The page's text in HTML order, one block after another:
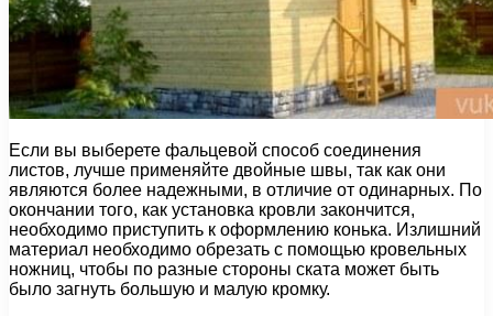
Если вы выберете фальцевой способ соединения
листов, лучше применяйте двойные швы, так как они
являются более надежными, в отличие от одинарных. По
окончании того, как установка кровли закончится,
необходимо приступить к оформлению конька. Излишний
материал необходимо обрезать с помощью кровельных
ножниц, чтобы по разные стороны ската может быть
было загнуть большую и малую кромку.